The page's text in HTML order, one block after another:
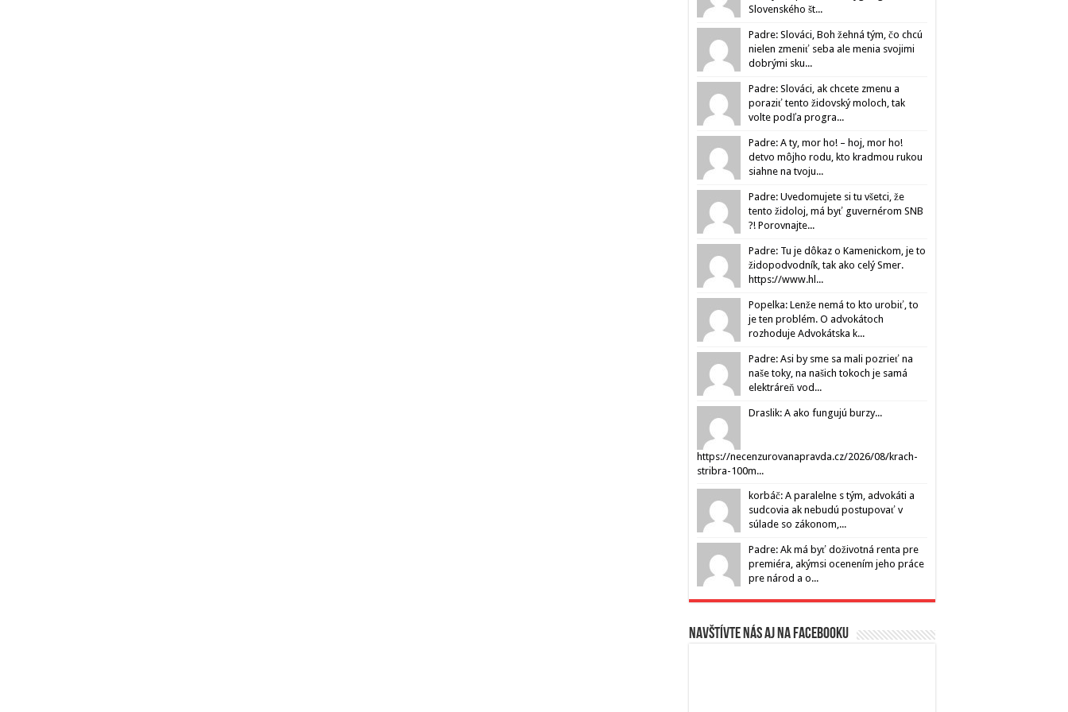
Slovenského št...
Padre: Slováci, Boh žehná tým, čo chcú
nielen zmeniť seba ale menia svojimi
dobrými sku...
Padre: Slováci, ak chcete zmenu a
poraziť tento židovský moloch, tak
volte podľa progra...
Padre: A ty, mor ho! – hoj, mor ho!
detvo môjho rodu, kto kradmou rukou
siahne na tvoju...
Padre: Uvedomujete si tu všetci, že
tento židoloj, má byť guvernérom SNB
?! Porovnajte...
Padre: Tu je dôkaz o Kamenickom, je to
židopodvodník, tak ako celý Smer.
https://www.hl...
Popelka: Lenže nemá to kto urobiť, to
je ten problém. O advokátoch
rozhoduje Advokátska k...
Padre: Asi by sme sa mali pozrieť na
naše toky, na našich tokoch je samá
elektráreň vod...
Draslik: A ako fungujú burzy...
https://necenzurovanapravda.cz/2026/08/krach-
stribra-100m...
korbáč: A paralelne s tým, advokáti a
sudcovia ak nebudú postupovať v
súlade so zákonom,...
Padre: Ak má byť doživotná renta pre
premiéra, akýmsi ocenením jeho práce
pre národ a o...
Navštívte nás aj na Facebooku